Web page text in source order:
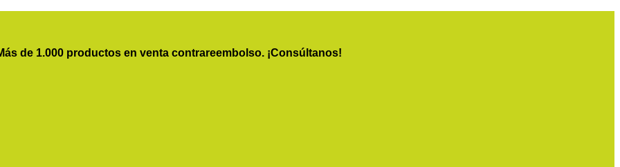
de 1.000 productos en venta contrareembolso. ¡Consúltanos!